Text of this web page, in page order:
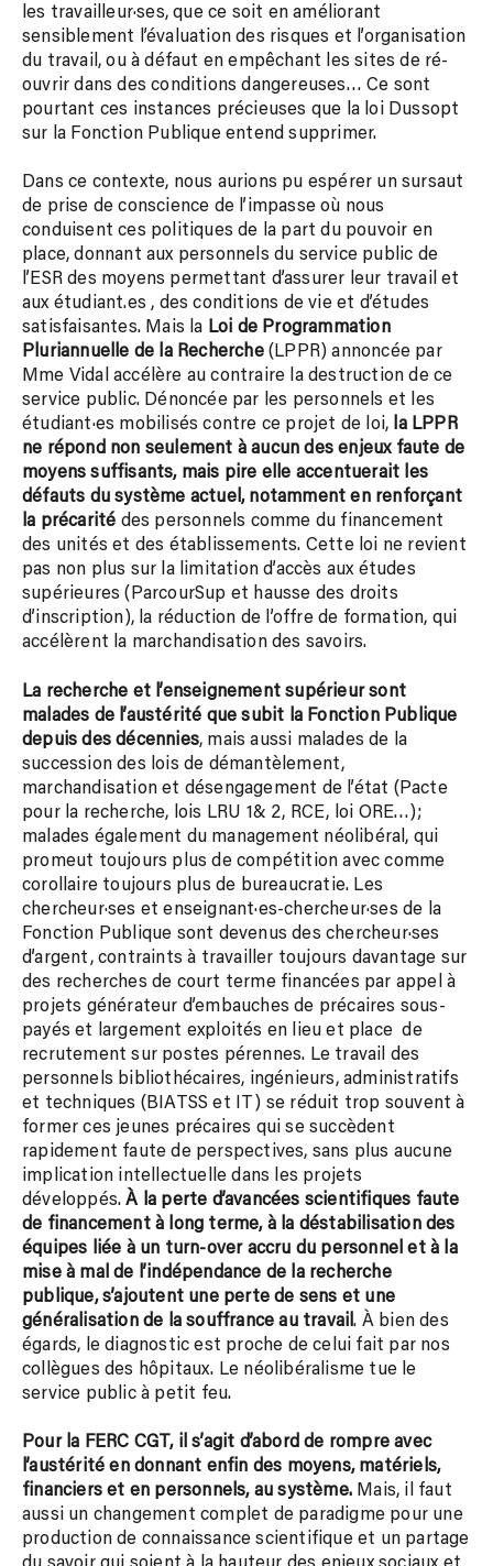
les travailleur·ses, que ce soit en améliorant
sensiblement l’évaluation des risques et l’organisation
du travail, ou à défaut en empêchant les sites de ré-
ouvrir dans des conditions dangereuses… Ce sont
pourtant ces instances précieuses que la loi Dussopt
sur la Fonction Publique entend supprimer.
Dans ce contexte, nous aurions pu espérer un sursaut
de prise de conscience de l’impasse où nous
conduisent ces politiques de la part du pouvoir en
place, donnant aux personnels du service public de
l’ESR des moyens permettant d’assurer leur travail et
aux étudiant.es , des conditions de vie et d’études
satisfaisantes. Mais la Loi de Programmation
Pluriannuelle de la Recherche(LPPR) annoncée par
Mme Vidal accélère au contraire la destruction de ce
service public. Dénoncée par les personnels et les
étudiant·es mobilisés contre ce projet de loi, la LPPR
ne répond non seulement à aucun des enjeux faute de
moyens suffisants, mais pire elle accentuerait les
défauts du système actuel, notamment en renforçant
la précarité des personnels comme du financement
des unités et des établissements. Cette loi ne revient
pas non plus sur la limitation d’accès aux études
supérieures (ParcourSup et hausse des droits
d’inscription), la réduction de l’offre de formation, qui
accélèrent la marchandisation des savoirs.
La recherche et l’enseignement supérieur sont
malades de l’austérité que subit la Fonction Publique
depuis des décennies, mais aussi malades de la
succession des lois de démantèlement,
marchandisation et désengagement de l’état (Pacte
pour la recherche, lois LRU 1& 2, RCE, loi ORE…);
malades également du management néolibéral, qui
promeut toujours plus de compétition avec comme
corollaire toujours plus de bureaucratie. Les
chercheur·ses et enseignant·es-chercheur·ses de la
Fonction Publique sont devenus des chercheur·ses
d’argent, contraints à travailler toujours davantage sur
des recherches de court terme financées par appel à
projets générateur d’embauches de précaires sous-
payés et largement exploités en lieu et place de
recrutement sur postes pérennes. Le travail des
personnels bibliothécaires, ingénieurs, administratifs
et techniques (BIATSS et IT) se réduit trop souvent à
former ces jeunes précaires qui se succèdent
rapidement faute de perspectives, sans plus aucune
implication intellectuelle dans les projets
développés.À la perte d’avancées scientifiques faute
de financement à long terme, à la déstabilisation des
équipes liée à un turn-over accru du personnel età la
mise à mal de l’indépendance de la recherche
publique, s’ajoutent une perte de sens et une
généralisation de la souffrance au travail. À bien des
égards, le diagnostic est proche de celui fait par nos
collègues des hôpitaux. Le néolibéralisme tue le
service public à petit feu.
Pour la FERC CGT, il s’agit d’abord de rompre avec
l’austérité en donnant enfin des moyens, matériels,
financiers et en personnels, au système. Mais, il faut
aussi un changement complet de paradigme pour une
production de connaissance scientifique et un partage